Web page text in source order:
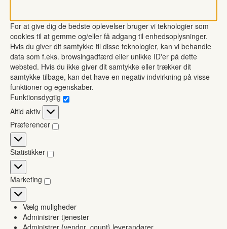
For at give dig de bedste oplevelser bruger vi teknologier som
cookies til at gemme og/eller få adgang til enhedsoplysninger.
Hvis du giver dit samtykke til disse teknologier, kan vi behandle
data som f.eks. browsingadfærd eller unikke ID'er på dette
websted. Hvis du ikke giver dit samtykke eller trækker dit
samtykke tilbage, kan det have en negativ indvirkning på visse
funktioner og egenskaber.
Funktionsdygtig
Funktionsdygtig
Altid aktiv
Præferencer
Præferencer
Statistikker
Statistikker
Marketing
Marketing
Vælg muligheder
Administrer tjenester
Administrer {vendor_count} leverandører